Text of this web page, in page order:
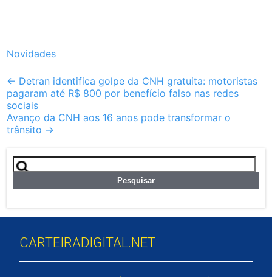
Novidades
Post
navigation
← Detran identifica golpe da CNH gratuita: motoristas
pagaram até R$ 800 por benefício falso nas redes
sociais
Avanço da CNH aos 16 anos pode transformar o
trânsito →
Pesquisar
por:
CARTEIRADIGITAL.NET